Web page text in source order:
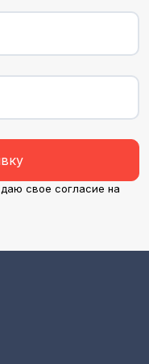
свое согласие на